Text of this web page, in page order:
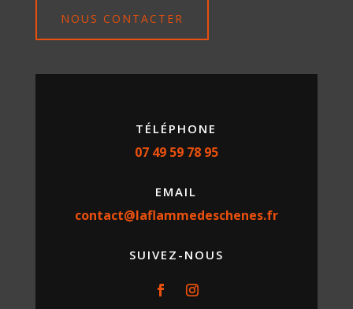
NOUS CONTACTER
TÉLÉPHONE
07 49 59 78 95
EMAIL
contact@laflammedeschenes.fr
SUIVEZ-NOUS